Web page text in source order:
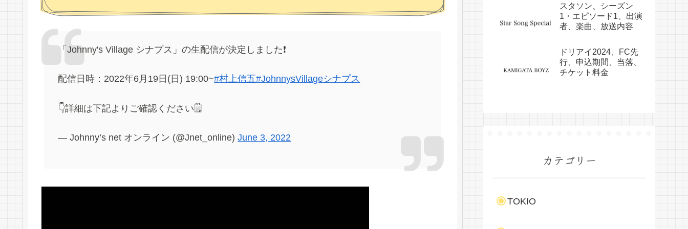
「Johnny's Village シナプス」の生配信が決定しました❗️
配信日時：2022年6月19日(日) 19:00~#村上信五#JohnnysVillageシナプス
👇詳細は下記よりご確認ください🗒
— Johnny’s net オンライン (@Jnet_online)June 3, 2022
スタソン、シーズン
1・エピソード1、出演
者、楽曲、放送内容
ドリアイ2024、FC先
行、申込期間、当落、
チケット料金
カテゴリー
TOKIO